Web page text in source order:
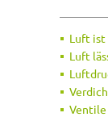
Luft ist
Luft
Ventile